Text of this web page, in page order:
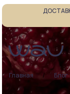
Главная Блог